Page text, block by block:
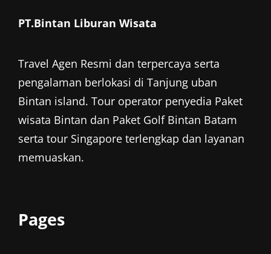
PT.Bintan Liburan Wisata
Travel Agen Resmi dan terpercaya serta
pengalaman berlokasi di Tanjung uban
Bintan island. Tour operator penyedia Paket
wisata Bintan dan Paket Golf Bintan Batam
serta tour Singapore terlengkap dan layanan
memuaskan.
Pages